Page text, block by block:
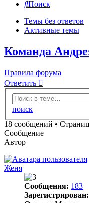
Поиск
Темы без ответов
Активные темы
Команда
Правила форума
Ответить
поиск
18 сообщений •
Сообщение
Автор
Женя
Сообщения: 183
Зарегистрирован: